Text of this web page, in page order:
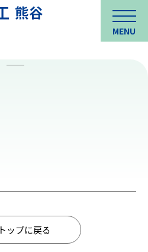
MENU
トップに戻る